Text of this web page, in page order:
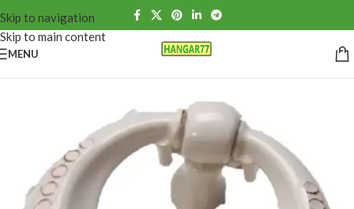
Skip to navigation
Skip to main content
MENU